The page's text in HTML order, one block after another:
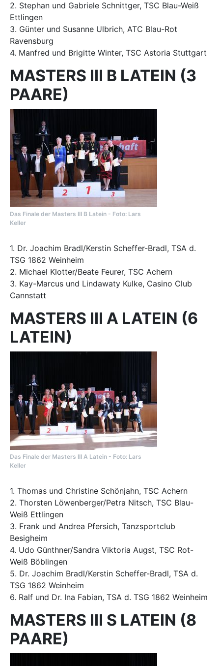
2. Stephan und Gabriele Schnittger, TSC Blau-Weiß
Ettlingen
3. Günter und Susanne Ulbrich, ATC Blau-Rot
Ravensburg
4. Manfred und Brigitte Winter, TSC Astoria Stuttgart
MASTERS III B LATEIN (3
PAARE)
Das Finale der Masters III B Latein - Foto: Lars
Keller
1. Dr. Joachim Bradl/Kerstin Scheffer-Bradl, TSA d.
TSG 1862 Weinheim
2. Michael Klotter/Beate Feurer, TSC Achern
3. Kay-Marcus und Lindawaty Kulke, Casino Club
Cannstatt
MASTERS III A LATEIN (6
LATEIN)
Das Finale der Masters III A Latein - Foto: Lars
Keller
1. Thomas und Christine Schönjahn, TSC Achern
2. Thorsten Löwenberger/Petra Nitsch, TSC Blau-
Weiß Ettlingen
3. Frank und Andrea Pfersich, Tanzsportclub
Besigheim
4. Udo Günthner/Sandra Viktoria Augst, TSC Rot-
Weiß Böblingen
5. Dr. Joachim Bradl/Kerstin Scheffer-Bradl, TSA d.
TSG 1862 Weinheim
6. Ralf und Dr. Ina Fabian, TSA d. TSG 1862 Weinheim
MASTERS III S LATEIN (8
PAARE)